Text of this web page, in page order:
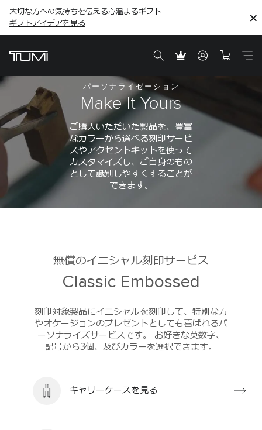
ギフトアイデアを見る こちら
大切な方への気持ちを伝える心温まるギフト
ギフトアイデアを見る
こちら
パーソナライゼーション
Make It Yours
ご購入いただいた製品を、豊富
なカラーから選べる刻印サービ
スやアクセントキットを使って
カスタマイズし、ご自身のもの
として識別しやすくすることが
できます。
無償のイニシャル刻印サービス
Classic Embossed
刻印対象製品にイニシャルを刻印して、特別な方
やオケージョンのプレゼントとしても喜ばれるパ
ーソナライズサービスです。 お好きな英数字、
記号から3個、及びカラーを選択できます。
キャリーケースを見る